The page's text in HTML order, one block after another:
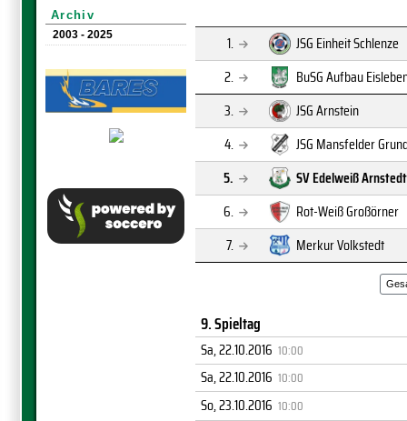
Archiv
2003 - 2025 1.
JSG Einheit Schlenze
2.
BuSG Aufbau
3.
JSG Arnstein
4.
JSG Mansfelder
5.
SV Edelweiß Arnstedt
6.
Rot-Weiß Großörner
7.
Merkur Volkstedt
9. Spieltag
Sa, 22.10.2016 10:00
Sa, 22.10.2016 10:00
So, 23.10.2016 10:00